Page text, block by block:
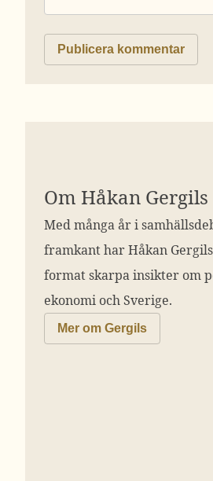
Om Håkan Gergils
Med många år i
framkant har Håkan Gergils
format skarpa insikter om
ekonomi och Sverige.
Mer om Gergils